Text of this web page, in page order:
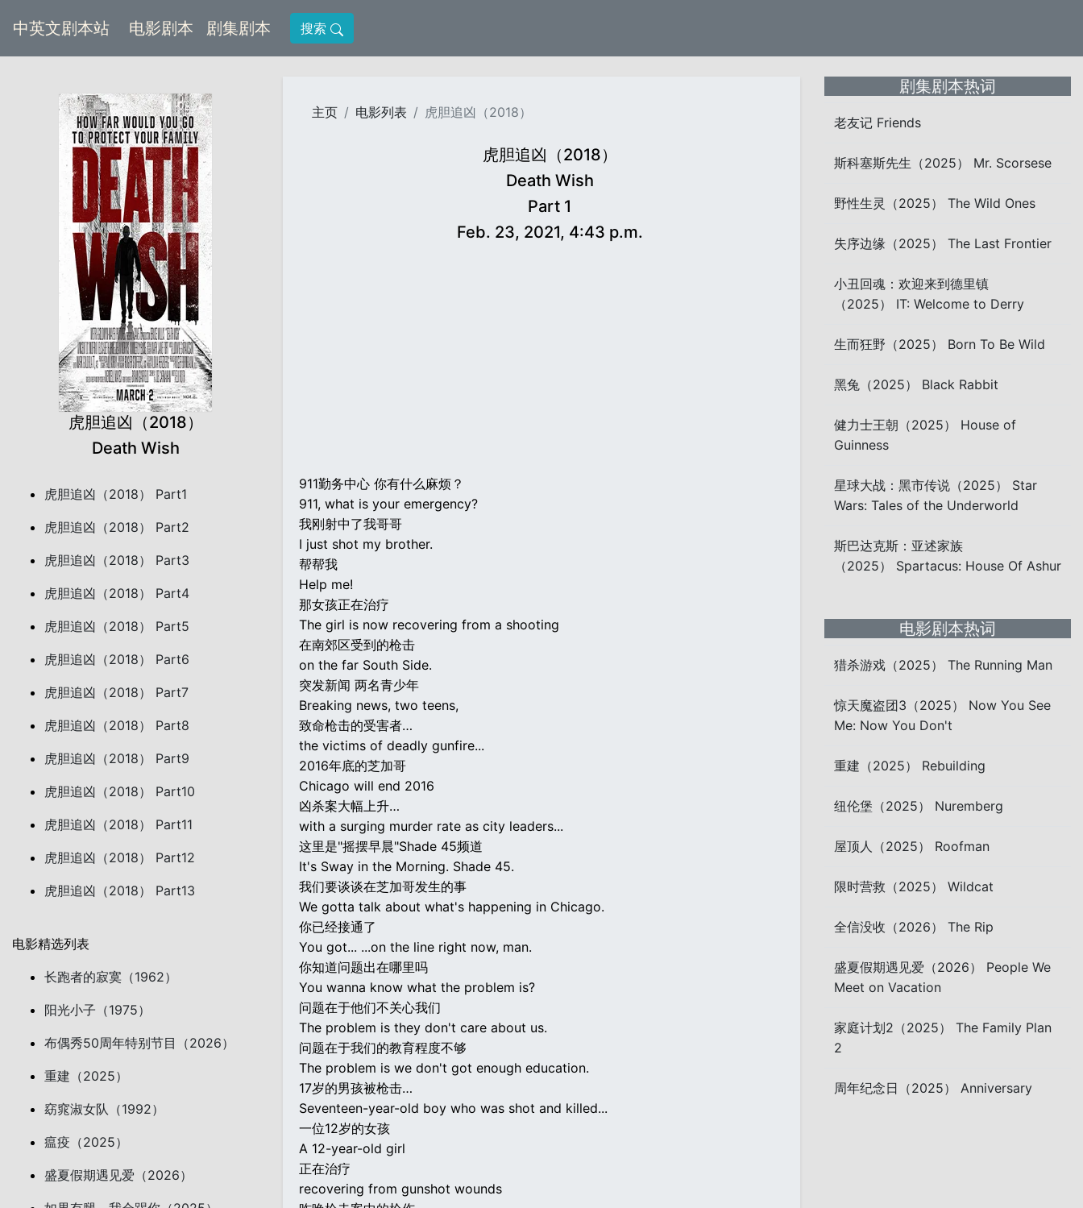
中英文剧本站 电影剧本 (current)
剧集剧本 (current)
搜索
虎胆追凶（2018）
Death Wish
虎胆追凶（2018） Part1
虎胆追凶（2018） Part2
虎胆追凶（2018） Part3
虎胆追凶（2018） Part4
虎胆追凶（2018） Part5
虎胆追凶（2018） Part6
虎胆追凶（2018） Part7
虎胆追凶（2018） Part8
虎胆追凶（2018） Part9
虎胆追凶（2018） Part10
虎胆追凶（2018） Part11
虎胆追凶（2018） Part12
虎胆追凶（2018） Part13
电影精选列表
长跑者的寂寞（1962）
阳光小子（1975）
布偶秀50周年特别节目（2026）
重建（2025）
窈窕淑女队（1992）
瘟疫（2025）
盛夏假期遇见爱（2026）
主页 电影列表 虎胆追凶（2018）
虎胆追凶（2018）
Death Wish
Part 1
Feb. 23, 2021, 4:43 p.m.
911勤务中心 你有什么麻烦？
911, what is your emergency?
我刚射中了我哥哥
I just shot my brother.
帮帮我
Help me!
那女孩正在治疗
The girl is now recovering from a shooting
在南郊区受到的枪击
on the far South Side.
突发新闻 两名青少年
Breaking news, two teens,
致命枪击的受害者…
the victims of deadly gunfire...
2016年底的芝加哥
Chicago will end 2016
凶杀案大幅上升…
with a surging murder rate as city leaders...
这里是"摇摆早晨"Shade 45频道
It's Sway in the Morning. Shade 45.
我们要谈谈在芝加哥发生的事
We gotta talk about what's happening in Chicago.
你已经接通了
You got... ...on the line right now, man.
你知道问题出在哪里吗
You wanna know what the problem is?
问题在于他们不关心我们
The problem is they don't care about us.
问题在于我们的教育程度不够
The problem is we don't got enough education.
17岁的男孩被枪击…
Seventeen-year-old boy who was shot and killed...
一位12岁的女孩
A 12-year-old girl
正在治疗
recovering from gunshot wounds
剧集剧本热词
老友记 Friends
斯科塞斯先生（2025） Mr. Scorsese
野性生灵（2025） The Wild Ones
失序边缘（2025） The Last Frontier
小丑回魂：欢迎来到德里镇
（2025） IT: Welcome to Derry
生而狂野（2025） Born To Be Wild
黑兔（2025） Black Rabbit
健力士王朝（2025） House of
Guinness
星球大战：黑市传说（2025） Star
Wars: Tales of the Underworld
斯巴达克斯：亚述家族
（2025） Spartacus: House Of Ashur
电影剧本热词
猎杀游戏（2025） The Running Man
惊天魔盗团3（2025） Now You See
Me: Now You Don't
重建（2025） Rebuilding
纽伦堡（2025） Nuremberg
屋顶人（2025） Roofman
限时营救（2025） Wildcat
全信没收（2026） The Rip
盛夏假期遇见爱（2026） People We
Meet on Vacation
家庭计划2（2025） The Family Plan
2
周年纪念日（2025） Anniversary